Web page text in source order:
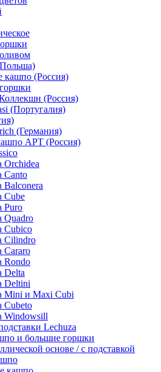
кашпо (Россия)
(Россия)
(Португалия)
(Германия)
АРТ (Россия)
Canto
Cube
Puro
Quadro
Cubico
Cilindro
Cararo
Rondo
Delta
Deltini
Mini и Maxi Cubi
Cubeto
Windowsill
Lechuza
и большие горшки
основе / с подставкой